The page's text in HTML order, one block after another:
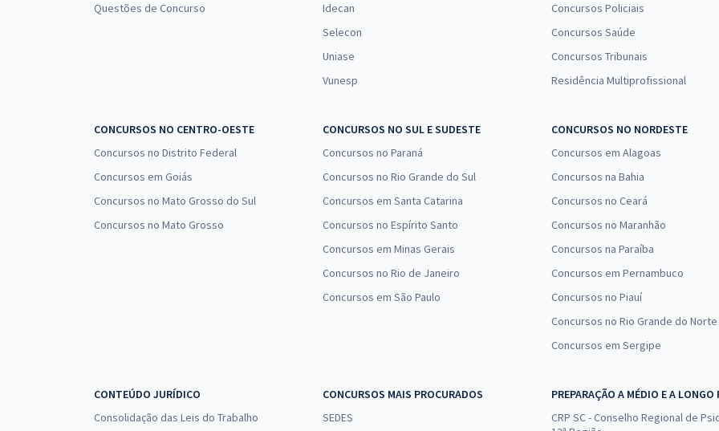
Questões de Concurso
Idecan
Selecon
Uniase
Vunesp
Concursos Policiais
Concursos Saúde
Concursos Tribunais
Residência Multiprofissional
CONCURSOS NO CENTRO-OESTE
Concursos no Distrito Federal
Concursos em Goiás
Concursos no Mato Grosso do Sul
Concursos no Mato Grosso
CONCURSOS NO SUL E SUDESTE
Concursos no Paraná
Concursos no Rio Grande do Sul
Concursos em Santa Catarina
Concursos no Espírito Santo
Concursos em Minas Gerais
Concursos no Rio de Janeiro
Concursos em São Paulo
CONCURSOS NO NORDESTE
Concursos em Alagoas
Concursos na Bahia
Concursos no Ceará
Concursos no Maranhão
Concursos na Paraíba
Concursos em Pernambuco
Concursos no Piauí
Concursos no Rio Grande do Norte
Concursos em Sergipe
CONTEÚDO JURÍDICO
Consolidação das Leis do Trabalho
CONCURSOS MAIS PROCURADOS
SEDES
PREPARAÇÃO A MÉDIO E A LONGO
CRP SC - Conselho Regional de